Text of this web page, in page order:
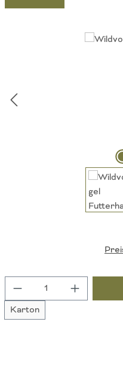
Bildergalerie überspringen
Produkt Anzahl:
Karton